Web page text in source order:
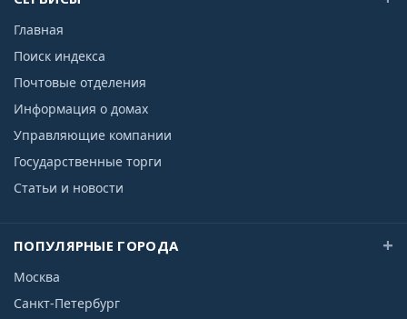
Главная
Поиск индекса
Почтовые отделения
Информация о домах
Управляющие компании
Государственные торги
Статьи и новости
ПОПУЛЯРНЫЕ ГОРОДА
Москва
Санкт-Петербург